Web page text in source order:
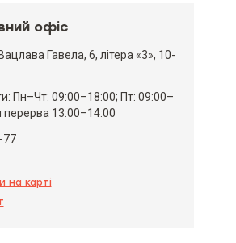
офіс
Гавела, 6, літера «3», 10-
Пн–Чт: 09:00–18:00; Пт: 09:00–
перерва 13:00–14:00
77
на карті